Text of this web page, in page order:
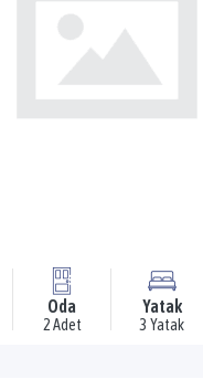
Oda
2 Adet
Yatak
3 Yatak